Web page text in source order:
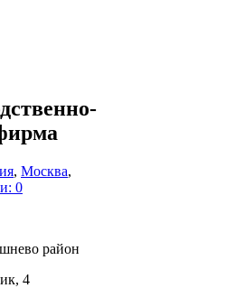
, Москва,
0
район
4